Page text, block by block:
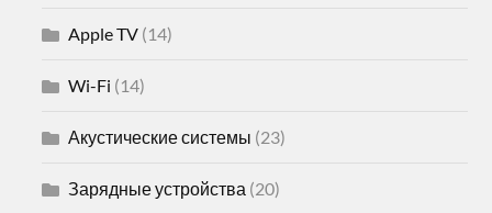
Apple TV (14)
Wi-Fi (14)
Акустические системы (23)
Зарядные устройства (20)